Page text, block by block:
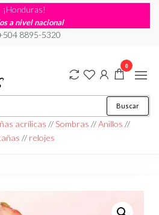
¡Honduras!
a nivel nacional
8895-5320
Buscar
acrílicas //Sombras //Anillos //
// relojes
0